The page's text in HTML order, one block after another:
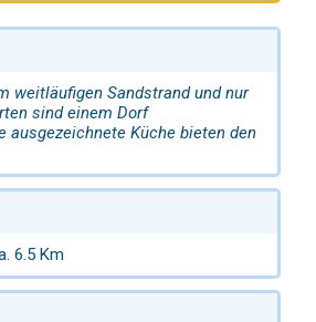
weitläufigen Sandstrand und nur
sind einem Dorf
ausgezeichnete Küche bieten den
6.5 Km